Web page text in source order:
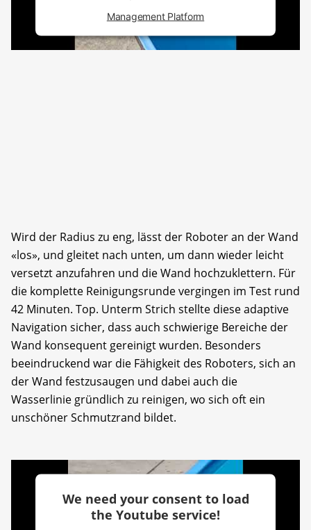
Management Platform
Wird der Radius zu eng, lässt der Roboter an der Wand
«los», und gleitet nach unten, um dann wieder leicht
versetzt anzufahren und die Wand hochzuklettern. Für
die komplette Reinigungsrunde vergingen im Test rund
42 Minuten. Top. Unterm Strich stellte diese adaptive
Navigation sicher, dass auch schwierige Bereiche der
Wand konsequent gereinigt wurden. Besonders
beeindruckend war die Fähigkeit des Roboters, sich an
der Wand festzusaugen und dabei auch die
Wasserlinie gründlich zu reinigen, wo sich oft ein
unschöner Schmutzrand bildet.
We need your consent to load
the Youtube service!